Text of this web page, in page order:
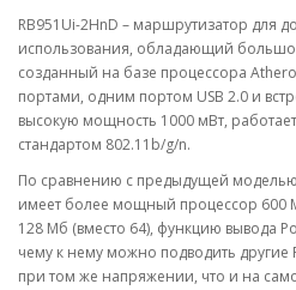
RB951Ui-2HnD – маршрутизатор для
использования, обладающий
созданный на базе процессора
портами, одним портом USB 2.0 и
высокую мощность 1000 мВт, работает
стандартом 802.11b/g/n.
По сравнению с предыдущей моделью
имеет более мощный процессор 600
128 Мб (вместо 64), функцию вывода
чему к нему можно подводить другие
при том же напряжении, что и на